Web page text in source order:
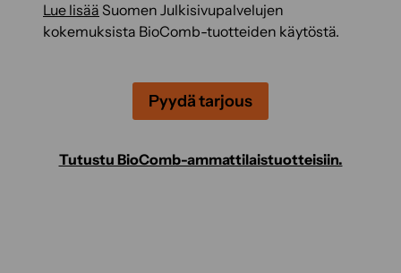
Lue lisää Suomen Julkisivupalvelujen
kokemuksista BioComb-tuotteiden käytöstä.
Pyydä tarjous
Tutustu BioComb-ammattilaistuotteisiin.